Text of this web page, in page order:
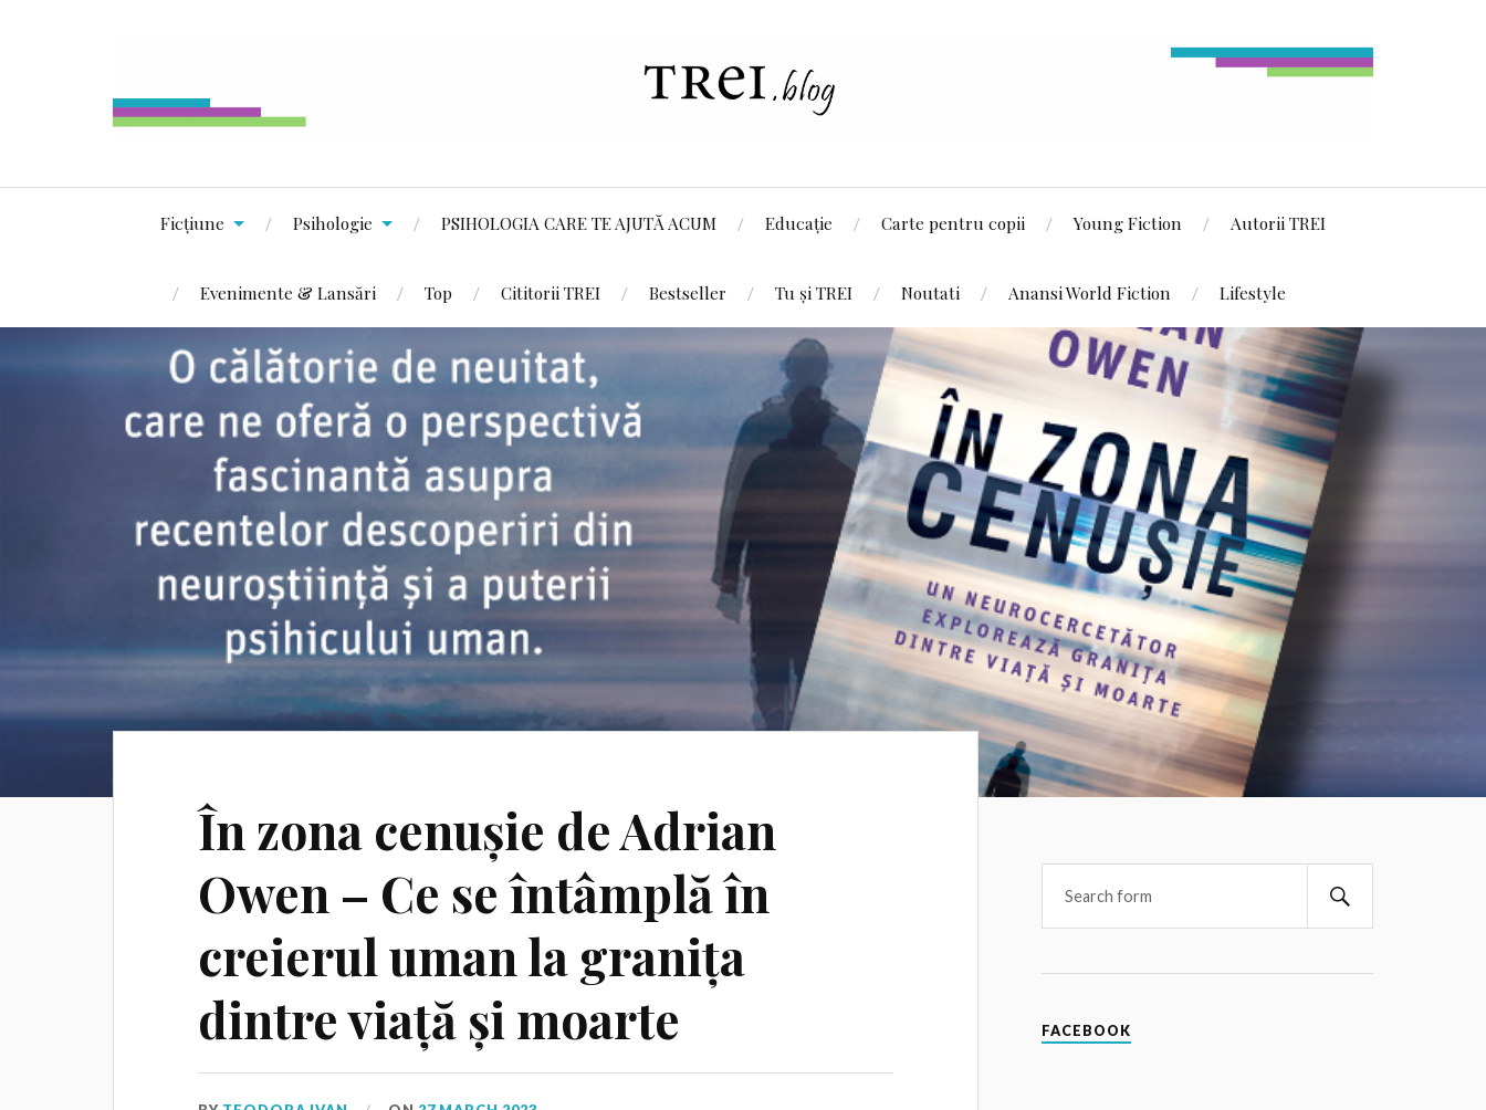
Ficțiune Psihologie PSIHOLOGIA CARE TE AJUTĂ ACUM Educație Carte pentru copii Young Fiction Autorii TREI
Evenimente & Lansări Top Cititorii TREI Bestseller Tu și TREI Noutati Anansi World Fiction Lifestyle
În zona cenușie de Adrian
Owen – Ce se întâmplă în
creierul uman la granița
dintre viață și moarte
FACEBOOK